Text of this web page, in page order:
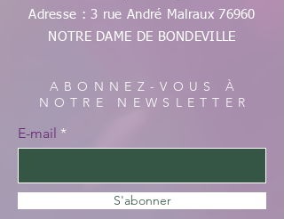
Adresse : 3 rue André Malraux 76960
NOTRE DAME DE BONDEVILLE
ABONNEZ-VOUS À
NOTRE NEWSLETTER
E-mail
S'abonner